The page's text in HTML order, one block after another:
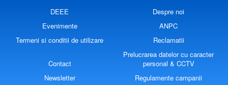
DEEE
Despre noi
Evenimente
ANPC
Termeni si conditii de utilizare
Reclamatii
Contact
Prelucrarea datelor cu caracter
personal & CCTV
Newsletter
Regulamente campanii